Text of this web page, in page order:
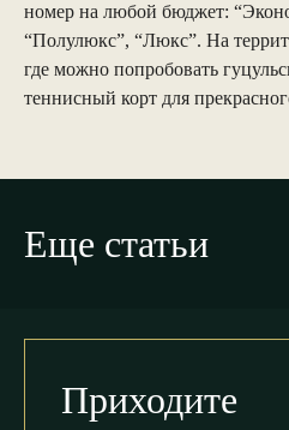
номер на любой бюджет:
“Полулюкс”, “Люкс”. На
где можно попробовать
теннисный корт для
Еще статьи
Приходите